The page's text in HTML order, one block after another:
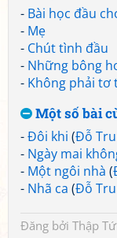
- Bài học đầu
- Mẹ
- Chút tình đầu
- Những bông
- Không phải tơ
Một số bài
-Đôi khi (Đỗ
- Ngày mai
- Một ngôi nhà (
- Nhã ca (Đỗ
Đăng bởi Thập